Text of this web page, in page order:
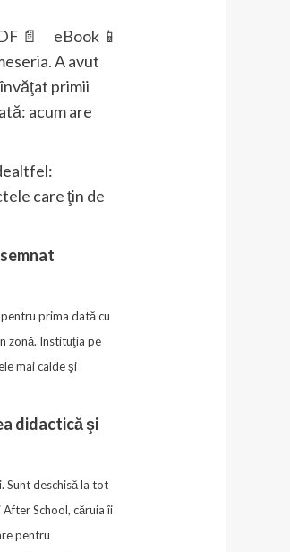
📄
eBook 📱
A avut
primii
acum are
care ţin de
prima dată cu
zonă. Instituţia pe
mai calde şi
didactică şi
Sunt deschisă la tot
School, căruia îi
pentru